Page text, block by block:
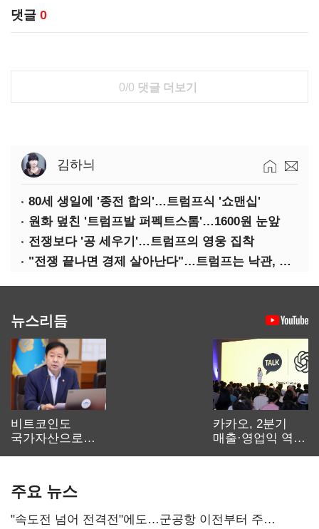
댓글 0
0/0 댓글 더보기
김하늬
80세 생일에 '종전 합의'…트럼프식 '쇼맨십'
원화 덮친 '트럼프발 퍼펙트스톰'…1600원 눈앞
전쟁보다 '공 세우기'…트럼프의 영웅 집착
"전쟁 끝나면 경제 살아난다"…트럼프는 낙관, 미국인은 싸늘
뉴스리듬
비트코인도
국가자산으로…'
카카오, 2분기
매출·영업익 역대
주요 뉴스
"속도전 넘어 전격전"에도…군공항 이전부터 주